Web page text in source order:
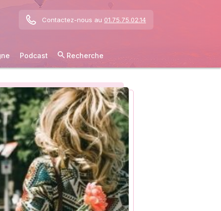
Contactez-nous au 01.75.75.02.14
Podcast Recherche